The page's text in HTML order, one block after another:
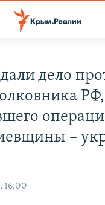
КРЫМА
дело
РФ,
–
16:00